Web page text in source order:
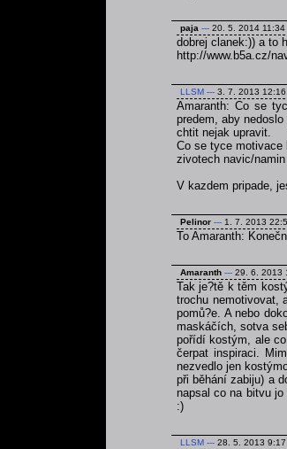
paja --- 20. 5. 2014 11:34
dobrej clanek:)) a to
http://www.b5a.cz/
LLSM --- 3. 7. 2013 12:16
Amaranth: Co se
predem, aby
chtit nejak upravit.
Co se tyce
zivotech navic/
V kazdem pripade,
Pelinor --- 1. 7. 2013
To Amaranth:
Amaranth --- 29. 6. 2013
Tak je?tě k těm
trochu nemotivovat,
pomů?e. A nebo
maskáčích, sotva
pořídí kostým, ale
čerpat inspiraci.
nezvedlo jen
při běhání zabiju) a
napsal co na bitvu
:)
LLSM --- 28. 5. 2013 9:17